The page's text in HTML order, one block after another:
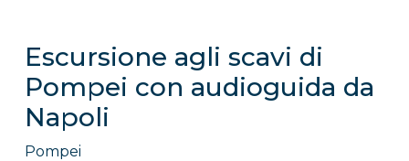
Escursione agli scavi di
Pompei con audioguida da
Napoli
Pompei